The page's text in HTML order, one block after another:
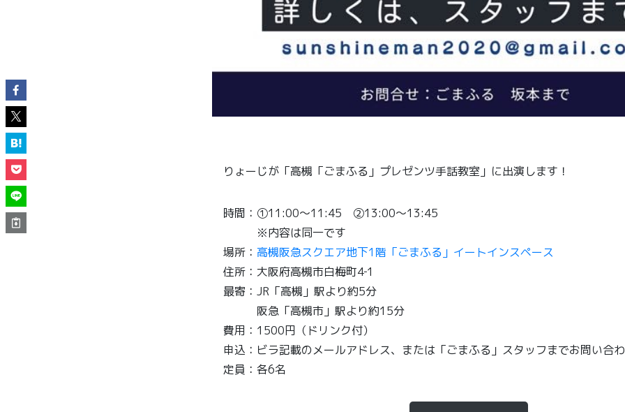
りょーじが「高槻「ごまふる」プレゼンツ手話教室」に出演します！
時間：①11:00〜11:45 ②13:00〜13:45
※内容は同一です
場所： 高槻阪急スクエア地下1階「ごまふる」イートインスペース
住所：大阪府高槻市白梅町4‐1
最寄：JR「高槻」駅より約5分
阪急「高槻市」駅より約15分
費用：1500円（ドリンク付）
申込：ビラ記載のメールアドレス、または「ごまふる」スタッフまでお問い合
定員：各6名